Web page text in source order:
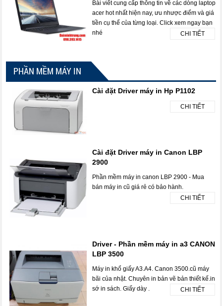
Bài viết cung cấp thông tin về các dòng laptop
acer hot nhất hiện nay, ưu nhược điểm và giá
tiền cụ thể của từng loại. Click xem ngay bạn
nhé
CHI TIẾT
PHẦN MỀM MÁY IN
Cài đặt Driver máy in Hp P1102
CHI TIẾT
Cài đặt Driver máy in Canon LBP
2900
Phần mềm máy in canon LBP 2900 - Mua
bán máy in cũ giá rẻ có bảo hành.
CHI TIẾT
Driver - Phần mềm máy in a3 CANON
LBP 3500
Máy in khổ giấy A3.A4. Canon 3500.cũ máy
bãi của nhật. Chuyên in bản vẽ bản thiết kế.in
sớ in sách. Giấy dày .
CHI TIẾT